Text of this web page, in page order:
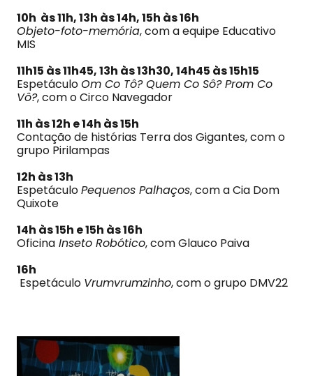
10h às 11h, 13h às 14h, 15h às 16h
Objeto-foto-memória, com a equipe Educativo
MIS
11h15 às 11h45, 13h às 13h30, 14h45 às 15h15
EspetáculoOm Co Tô? Quem Co Sô? Prom Co
Vô?, com o Circo Navegador
11h às 12h e 14h às 15h
Contação de histórias Terra dos Gigantes, com o
grupo Pirilampas
12h às 13h
EspetáculoPequenos Palhaços, com a Cia Dom
Quixote
14h às 15h e 15h às 16h
Oficina Inseto Robótico, com Glauco Paiva
16h
Espetáculo Vrumvrumzinho, com o grupo DMV22